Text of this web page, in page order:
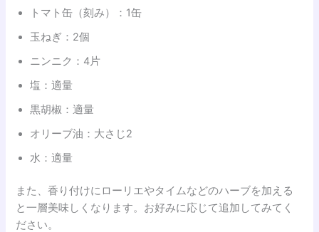
トマト缶（刻み）：1缶
玉ねぎ：2個
ニンニク：4片
塩：適量
黒胡椒：適量
オリーブ油：大さじ2
水：適量
また、香り付けにローリエやタイムなどのハーブを加える
と一層美味しくなります。お好みに応じて追加してみてく
ださい。